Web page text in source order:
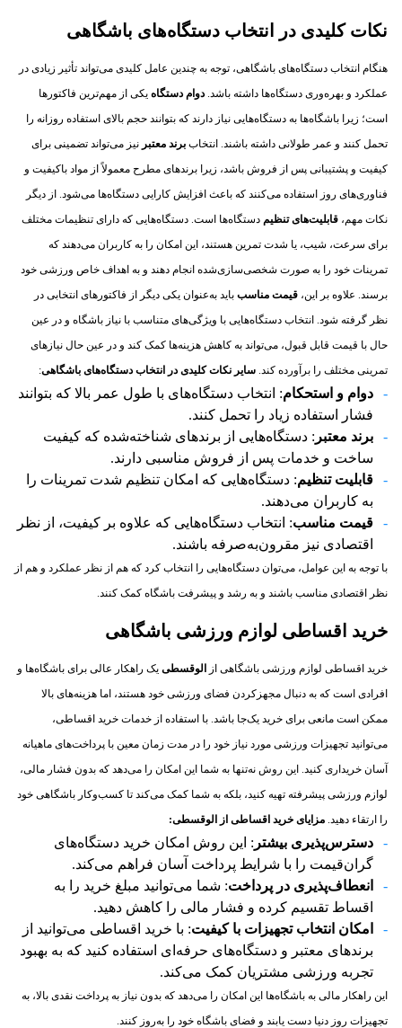
نکات کلیدی در انتخاب دستگاه‌های باشگاهی
هنگام انتخاب دستگاه‌های باشگاهی، توجه به چندین عامل کلیدی می‌تواند تأثیر زیادی در
عملکرد و بهره‌وری دستگاه‌ها داشته باشد.دوام دستگاه یکی از مهم‌ترین فاکتورها
است؛ زیرا باشگاه‌ها به دستگاه‌هایی نیاز دارند که بتوانند حجم بالای استفاده روزانه را
تحمل کنند و عمر طولانی داشته باشند. انتخاب برند معتبر نیز می‌تواند تضمینی برای
کیفیت و پشتیبانی پس از فروش باشد، زیرا برندهای مطرح معمولاً از مواد باکیفیت و
فناوری‌های روز استفاده می‌کنند که باعث افزایش کارایی دستگاه‌ها می‌شود. از دیگر
نکات مهم، قابلیت‌های تنظیم دستگاه‌ها است. دستگاه‌هایی که دارای تنظیمات مختلف
برای سرعت، شیب، یا شدت تمرین هستند، این امکان را به کاربران می‌دهند که
تمرینات خود را به صورت شخصی‌سازی‌شده انجام دهند و به اهداف خاص ورزشی خود
برسند. علاوه بر این، قیمت مناسب باید به‌عنوان یکی دیگر از فاکتورهای انتخابی در
نظر گرفته شود. انتخاب دستگاه‌هایی با ویژگی‌های متناسب با نیاز باشگاه و در عین
حال با قیمت قابل قبول، می‌تواند به کاهش هزینه‌ها کمک کند و در عین حال نیازهای
تمرینی مختلف را برآورده کند. سایر نکات کلیدی در انتخاب دستگاه‌های باشگاهی:
دوام و استحکام: انتخاب دستگاه‌های با طول عمر بالا که بتوانند
فشار استفاده زیاد را تحمل کنند.
برند معتبر : دستگاه‌هایی از برندهای شناخته‌شده که کیفیت
ساخت و خدمات پس از فروش مناسبی دارند.
قابلیت تنظیم: دستگاه‌هایی که امکان تنظیم شدت تمرینات را
به کاربران می‌دهند.
قیمت مناسب: انتخاب دستگاه‌هایی که علاوه بر کیفیت، از نظر
اقتصادی نیز مقرون‌به‌صرفه باشند.
با توجه به این عوامل، می‌توان دستگاه‌هایی را انتخاب کرد که هم از نظر عملکرد و هم از
نظر اقتصادی مناسب باشند و به رشد و پیشرفت باشگاه کمک کنند.
خرید اقساطی لوازم ورزشی باشگاهی
خرید اقساطی لوازم ورزشی باشگاهی از الوقسطی یک راهکار عالی برای باشگاه‌ها و
افرادی است که به دنبال مجهزکردن فضای ورزشی خود هستند، اما هزینه‌های بالا
ممکن است مانعی برای خرید یک‌جا باشد. با استفاده از خدمات خرید اقساطی،
می‌توانید تجهیزات ورزشی مورد نیاز خود را در مدت زمان معین با پرداخت‌های ماهیانه
آسان خریداری کنید. این روش نه‌تنها به شما این امکان را می‌دهد که بدون فشار مالی،
لوازم ورزشی پیشرفته تهیه کنید، بلکه به شما کمک می‌کند تا کسب‌وکار باشگاهی خود
را ارتقاء دهید. مزایای خرید اقساطی از الوقسطی:
دسترس‌پذیری بیشتر : این روش امکان خرید دستگاه‌های
گران‌قیمت را با شرایط پرداخت آسان فراهم می‌کند.
انعطاف‌پذیری در پرداخت: شما می‌توانید مبلغ خرید را به
اقساط تقسیم کرده و فشار مالی را کاهش دهید.
امکان انتخاب تجهیزات با کیفیت: با خرید اقساطی می‌توانید از
برندهای معتبر و دستگاه‌های حرفه‌ای استفاده کنید که به بهبود
تجربه ورزشی مشتریان کمک می‌کند.
این راهکار مالی به باشگاه‌ها این امکان را می‌دهد که بدون نیاز به پرداخت نقدی بالا، به
تجهیزات روز دنیا دست یابند و فضای باشگاه خود را به‌روز کنند.